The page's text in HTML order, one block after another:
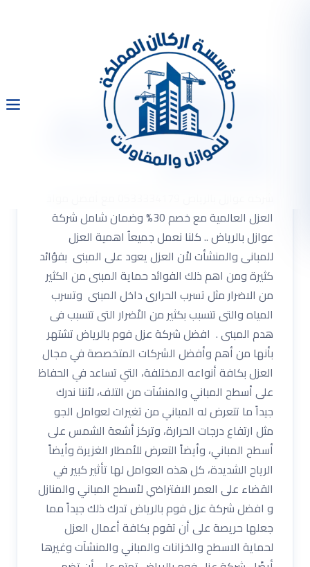
شركة عوازل بالرياض
0533334179 مع أفضل مواد
وضمان شامل
العزل العالمية مع خصم 30% وضمان شامل شركة
عوازل بالرياض .. كلنا نعمل جميعاُ اهمية العزل
للمبانى والمنشأت لاْن العزل يعود على المبنى بفؤائد
كثيرة ومن اهم ذلك الفوائد حماية المبنى من الكثير
من الاضرار مثل تسرب الحرارى داخل المبنى وتسرب
المياه والتى تتسبب بكثير من الاْضرار التى تتسبب فى
هدم المبنى . افضل شركة عزل فوم بالرياض تشتهر
بأنها من أهم وأفضل الشركات المتخصصة في مجال
العزل بكافة أنواعه المختلفة، التي تساعد في الحفاظ
على أسطح المباني والمنشآت من التلف، لأننا ندرك
جيداً ما تتعرض له المباني من تغيرات لعوامل الجو
مثل ارتفاع درجات الحرارة، وتركز أشعة الشمس على
أسطح المباني، وأيضاً التعرض للأمطار الغزيرة وأيضاً
الرياح الشديدة، كل هذه العوامل لها تأثير كبير في
القضاء على العمر الافتراضي لأسطح المباني والمنازل
و افضل شركة عزل فوم بالرياض تدرك ذلك جيداً مما
جعلها حريصة على أن تقوم بكافة أعمال العزل
لحماية الاسطح والخزانات والمباني والمنشآت وغيرها